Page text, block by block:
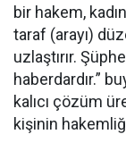
bir hakem,
taraf (arayı)
uzlaştırır.
haberdardır.”
kalıcı çözüm
kişinin